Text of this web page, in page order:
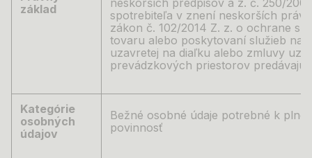
základ
neskorších predpisov a z. č. 250/
spotrebiteľa v znení neskorších
zákon č. 102/2014 Z. z. o ochrane
tovaru alebo poskytovaní služieb na
uzavretej na diaľku alebo zmluvy
prevádzkových priestorov
Kategórie
osobných
údajov
Bežné osobné údaje potrebné k
povinnosť